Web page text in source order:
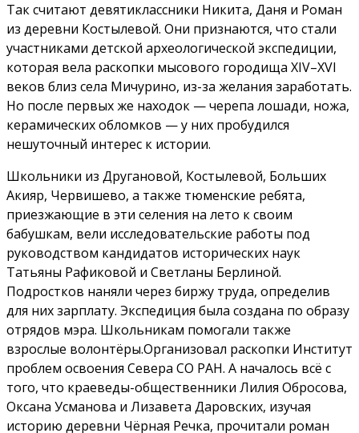
Так считают девятиклассники Никита, Даня и Роман
из деревни Костылевой. Они признаются, что стали
участниками детской археологической экспедиции,
которая вела раскопки мысового городища XIV–XVI
веков близ села Мичурино, из-за желания заработать.
Но после первых же находок — черепа лошади, ножа,
керамических обломков — у них пробудился
нешуточный интерес к истории.
Школьники из Другановой, Костылевой, Больших
Акияр, Червишево, а также тюменские ребята,
приезжающие в эти селения на лето к своим
бабушкам, вели исследовательские работы под
руководством кандидатов исторических наук
Татьяны Рафиковой и Светланы Берлиной.
Подростков наняли через биржу труда, определив
для них зарплату. Экспедиция была создана по образу
отрядов мэра. Школьникам помогали также
взрослые волонтёры.Организовал раскопки Институт
проблем освоения Севера СО РАН. А началось всё с
того, что краеведы-общественники Лилия Обросова,
Оксана Усманова и Лизавета Даровских, изучая
историю деревни Чёрная Речка, прочитали роман